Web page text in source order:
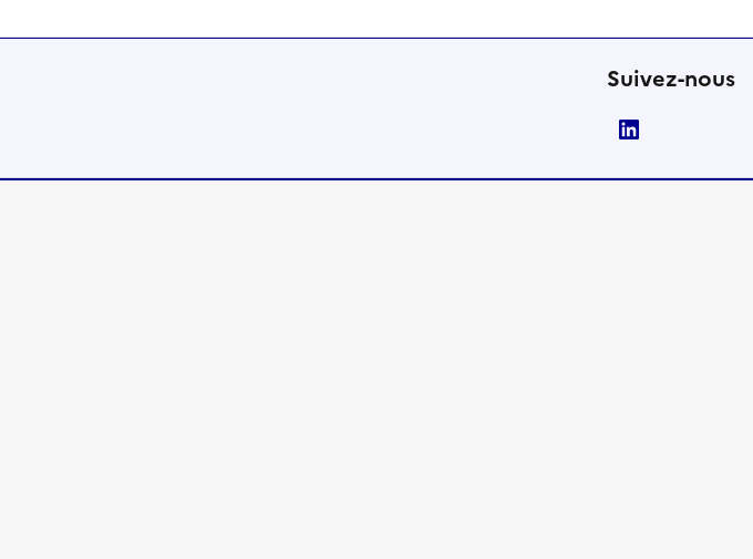
Suivez-nous